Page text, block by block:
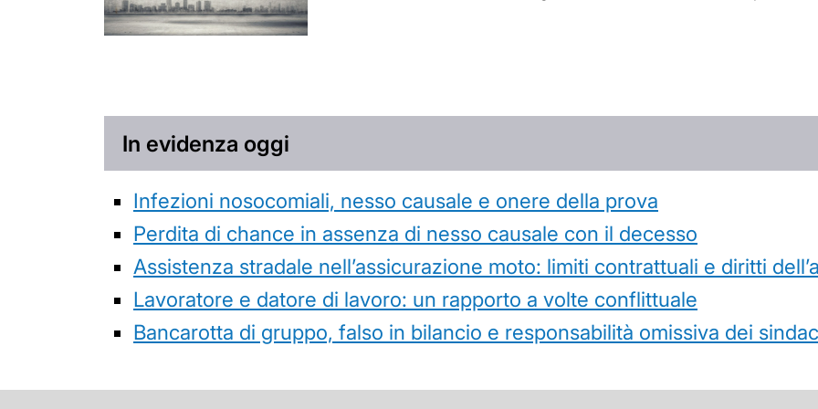
In evidenza oggi
Infezioni nosocomiali, nesso causale e onere della prova
Perdita di chance in assenza di nesso causale con il decesso
Assistenza stradale nell’assicurazione moto: limiti contrattuali e diritti
Lavoratore e datore di lavoro: un rapporto a volte conflittuale
Bancarotta di gruppo, falso in bilancio e responsabilità omissiva dei